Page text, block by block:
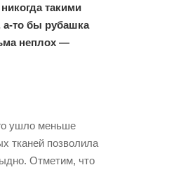
такими
а-то бы рубашка
неплох —
ушло меньше
тканей позволила
Отметим, что